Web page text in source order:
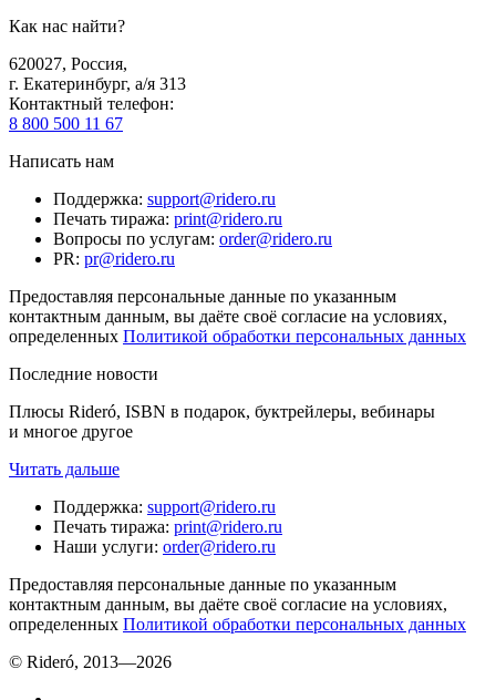
Как нас найти?
620027, Россия,
г. Екатеринбург, а/я 313
Контактный телефон:
8 800 500 11 67
Написать нам
Поддержка: support@ridero.ru
Печать тиража: print@ridero.ru
Вопросы по услугам: order@ridero.ru
PR: pr@ridero.ru
Предоставляя персональные данные по указанным
контактным данным, вы даёте своё согласие на условиях,
определенных Политикой обработки персональных данных
Последние новости
Плюсы Rideró, ISBN в подарок, буктрейлеры, вебинары
и многое другое
Читать дальше
Поддержка: support@ridero.ru
Печать тиража: print@ridero.ru
Наши услуги: order@ridero.ru
Предоставляя персональные данные по указанным
контактным данным, вы даёте своё согласие на условиях,
определенных Политикой обработки персональных данных
© Rideró, 2013—2026